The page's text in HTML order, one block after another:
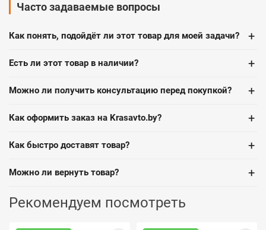
Часто задаваемые вопросы
Как понять, подойдёт ли этот товар для моей задачи? +
Есть ли этот товар в наличии? +
Можно ли получить консультацию перед покупкой? +
Как оформить заказ на Krasavto.by? +
Как быстро доставят товар? +
Можно ли вернуть товар? +
Рекомендуем посмотреть